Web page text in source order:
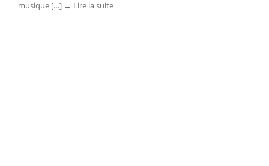
musique […] → Lire la suite